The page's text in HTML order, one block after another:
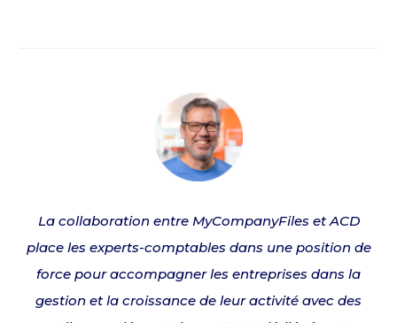
La collaboration entre MyCompanyFiles et ACD
place les experts-comptables dans une position de
force pour accompagner les entreprises dans la
gestion et la croissance de leur activité avec des